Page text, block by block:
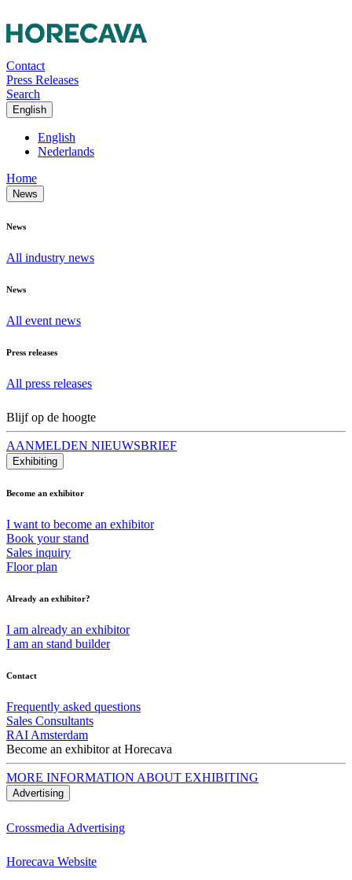
Contact
Press Releases
Search
English
English
Nederlands
Home
News
News
All industry news
News
All event news
Press releases
All press releases
Blijf op de hoogte
AANMELDEN NIEUWSBRIEF
Exhibiting
Become an exhibitor
I want to become an exhibitor
Book your stand
Sales inquiry
Floor plan
Already an exhibitor?
I am already an exhibitor
I am an stand builder
Contact
Frequently asked questions
Sales Consultants
RAI Amsterdam
Become an exhibitor at Horecava
MORE INFORMATION ABOUT EXHIBITING
Advertising
Crossmedia Advertising
Horecava Website